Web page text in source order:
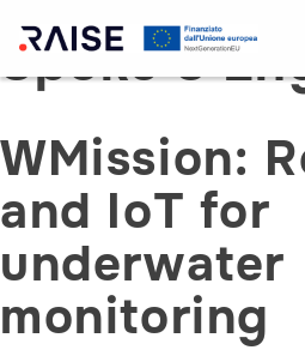
Skip
to
RAISE Innovation
Robotics and AI for
Empowerment
Spoke 3
WMission:
and IoT for
underwater
monitoring